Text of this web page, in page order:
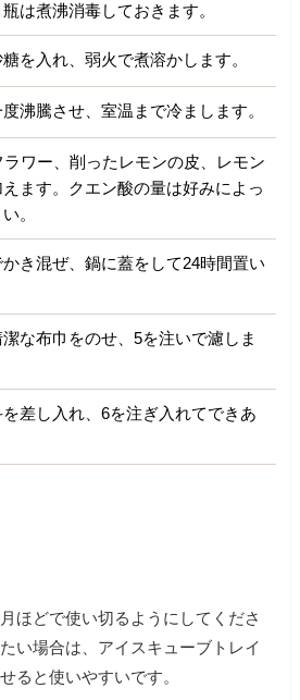
は煮沸消毒しておきます。
を入れ、弱火で煮溶かします。
沸騰させ、室温まで冷まします。
ワー、削ったレモンの皮、レモン
ます。クエン酸の量は好みによっ
。
き混ぜ、鍋に蓋をして24時間置い
な布巾をのせ、5を注いで濾しま
差し入れ、6を注ぎ入れてできあ
ほどで使い切るようにしてくださ
い場合は、アイスキューブトレイ
ると使いやすいです。